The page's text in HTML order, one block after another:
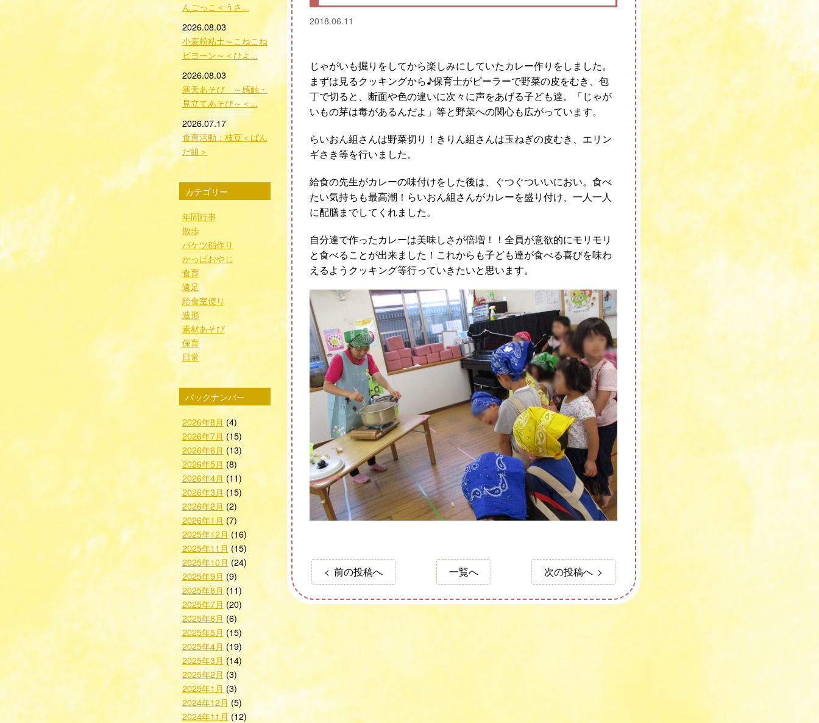
2018.06.11
じゃがいも掘りをしてから楽しみにしていたカレー作りをしました。
まずは見るクッキングから♪保育士がピーラーで野菜の皮をむき、包
丁で切ると、断面や色の違いに次々に声をあげる子ども達。「じゃが
いもの芽は毒があるんだよ」等と野菜への関心も広がっています。
らいおん組さんは野菜切り！きりん組さんは玉ねぎの皮むき、エリン
ギさき等を行いました。
給食の先生がカレーの味付けをした後は、ぐつぐついいにおい。食べ
たい気持ちも最高潮！らいおん組さんがカレーを盛り付け、一人一人
に配膳までしてくれました。
自分達で作ったカレーは美味しさが倍増！！全員が意欲的にモリモリ
と食べることが出来ました！これからも子ども達が食べる喜びを味わ
えるようクッキング等行っていきたいと思います。
前の投稿へ 一覧へ 次の投稿へ
んごっこ＜うさ...
2026.08.03
小麦粉粘土～こねこね
ビヨーン～＜ひよ...
2026.08.03
寒天あそび ～感触・
見立てあそび～＜...
2026.07.17
食育活動：枝豆＜ぱん
だ組＞
カテゴリー
年間行事
散歩
バケツ稲作り
かっぱおやじ
食育
遠足
給食室便り
造形
素材あそび
保育
日常
バックナンバー
2026年8月 (4)
2026年7月 (15)
2026年6月 (13)
2026年5月 (8)
2026年4月 (11)
2026年3月 (15)
2026年2月 (2)
2026年1月 (7)
2025年12月 (16)
2025年11月 (15)
2025年10月 (24)
2025年9月 (9)
2025年8月 (11)
2025年7月 (20)
2025年6月 (6)
2025年5月 (15)
2025年4月 (19)
2025年3月 (14)
2025年2月 (3)
2025年1月 (3)
2024年12月 (5)
2024年11月 (12)